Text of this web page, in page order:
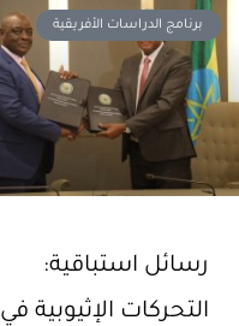
برنامج الدراسات الأفريقية
رسائل استباقية:
التحركات الإثيوبية في